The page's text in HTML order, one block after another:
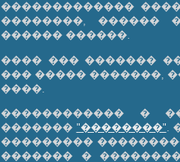
�������������
��������, ������
������ ������.
���� ��� �������
��� ����� �������,
����.
������������ �
������� "��������".
���������
������� �